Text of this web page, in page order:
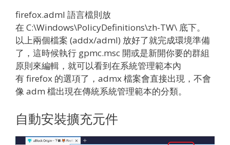
firefox.adml 語言檔則放
在 C:\Windows\PolicyDefinitions\zh-TW\ 底下。
以上兩個檔案 (addx/adml) 放好了就完成環境準備
了，這時候執行 gpmc.msc 開或是新開你要的群組
原則來編輯，就可以看到在系統管理範本內
有 firefox 的選項了，admx 檔案會直接出現，不會
像 adm 檔出現在傳統系統管理範本的分類。
自動安裝擴充元件